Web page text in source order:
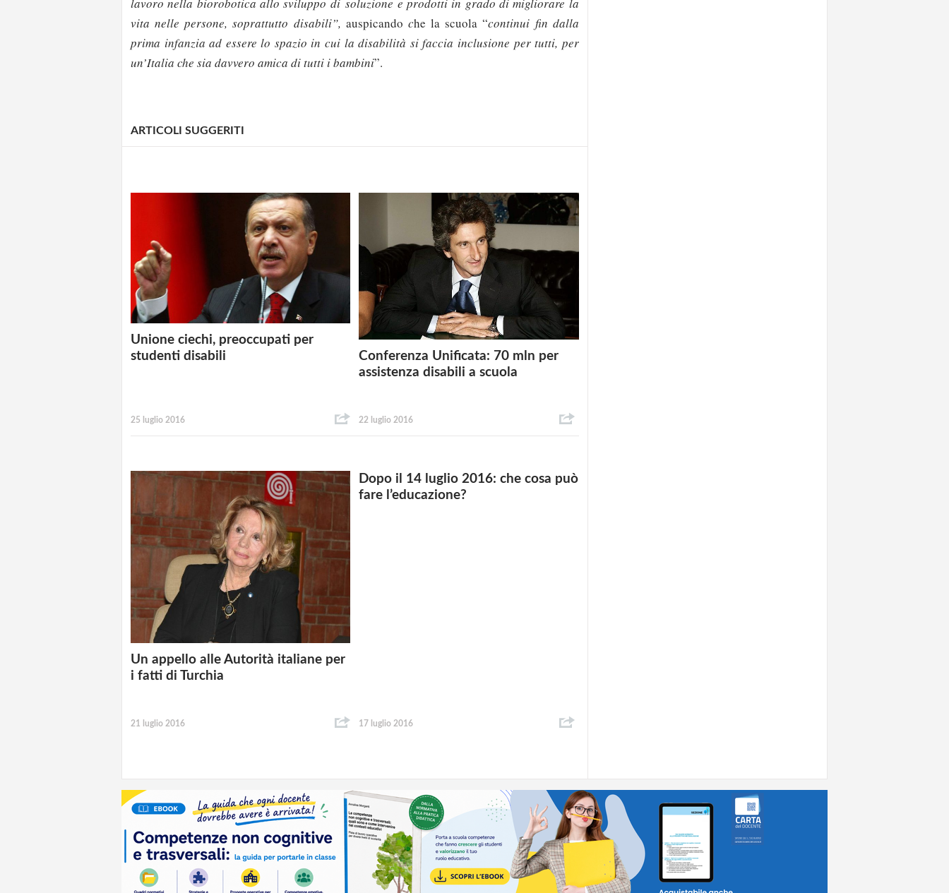
lavoro nella biorobotica allo sviluppo disoluzione e prodotti in grado di migliorare la
vita nelle persone, soprattutto disabili”, auspicando che la scuola “continui fin dalla
prima infanzia ad essere lo spazio in cui la disabilità si faccia inclusione per tutti, per
un’Italia che sia davvero amica di tutti i bambini”.
ARTICOLI SUGGERITI
Unione ciechi, preoccupati per
studenti disabili
25 luglio 2016
Conferenza Unificata: 70 mln per
assistenza disabili a scuola
22 luglio 2016
Un appello alle Autorità italiane per
i fatti di Turchia
21 luglio 2016
Dopo il 14 luglio 2016: che cosa può
fare l’educazione?
17 luglio 2016